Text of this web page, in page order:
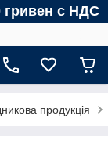
гривен с НДС
продукція